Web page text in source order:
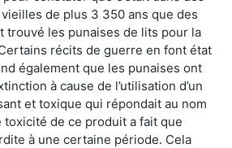
de plus 3 350 ans que des
trouvé les punaises de lits pour la
récits de guerre en font état
également que les punaises ont
à cause de l’utilisation d’un
et toxique qui répondait au nom
toxicité de ce produit a fait que
à une certaine période. Cela